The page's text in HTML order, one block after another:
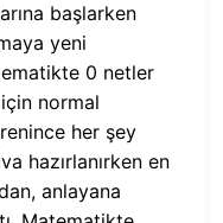
başlarken
yeni
0 netler
normal
her şey
hazırlanırken en
anlayana